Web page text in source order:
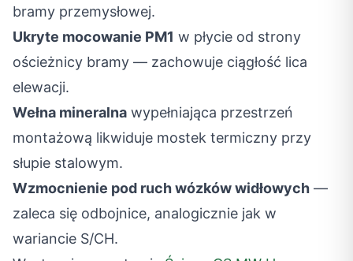
bramy przemysłowej.
Ukryte mocowanie PM1 w płycie od strony
ościeżnicy bramy — zachowuje ciągłość lica
elewacji.
Wełna mineralna wypełniająca przestrzeń
montażową likwiduje mostek termiczny przy
słupie stalowym.
Wzmocnienie pod ruch wózków widłowych —
zaleca się odbojnice, analogicznie jak w
wariancie S/CH.